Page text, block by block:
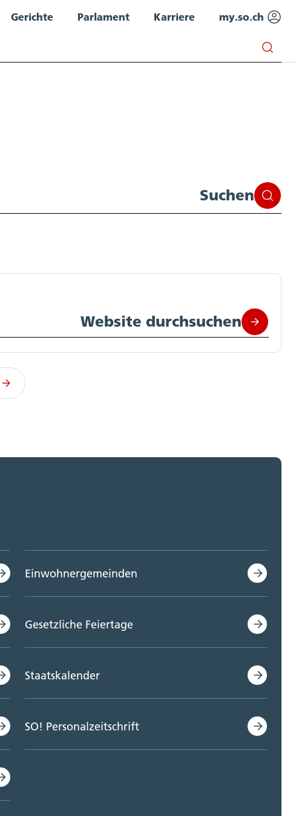
Gerichte Parlament Karriere my.so.ch
Suchen
Website durchsuchen
Einwohnergemeinden
Gesetzliche Feiertage
Staatskalender
SO! Personalzeitschrift